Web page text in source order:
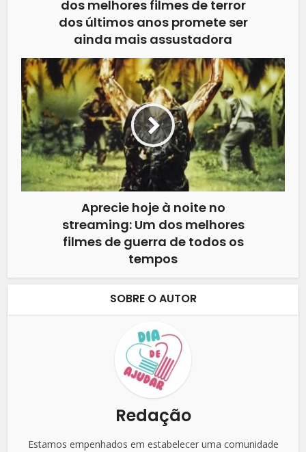
dos melhores filmes de terror
dos últimos anos promete ser
ainda mais assustadora
Aprecie hoje à noite no
streaming: Um dos melhores
filmes de guerra de todos os
tempos
SOBRE O AUTOR
Redação
Estamos empenhados em estabelecer uma comunidade